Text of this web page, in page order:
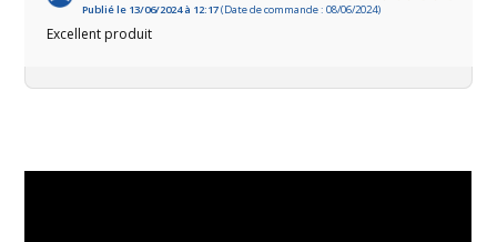
Publié le 13/06/2024 à 12:17(Date de commande : 08/06/2024)
Excellent produit